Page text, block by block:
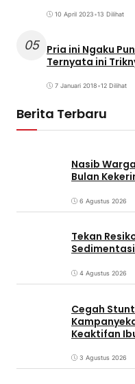
10 April 2023•13 Dilihat
05 Pria ini Ngaku
Ternyata ini
7 Januari 2018•12 Dilihat
Berita Terbaru
Nasib
Bulan
6 Agustus 2026
Tekan
4 Agustus 2026
Cegah
Keaktifan
3 Agustus 2026